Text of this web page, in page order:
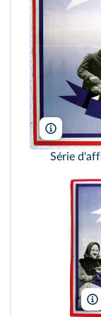
Private
Série